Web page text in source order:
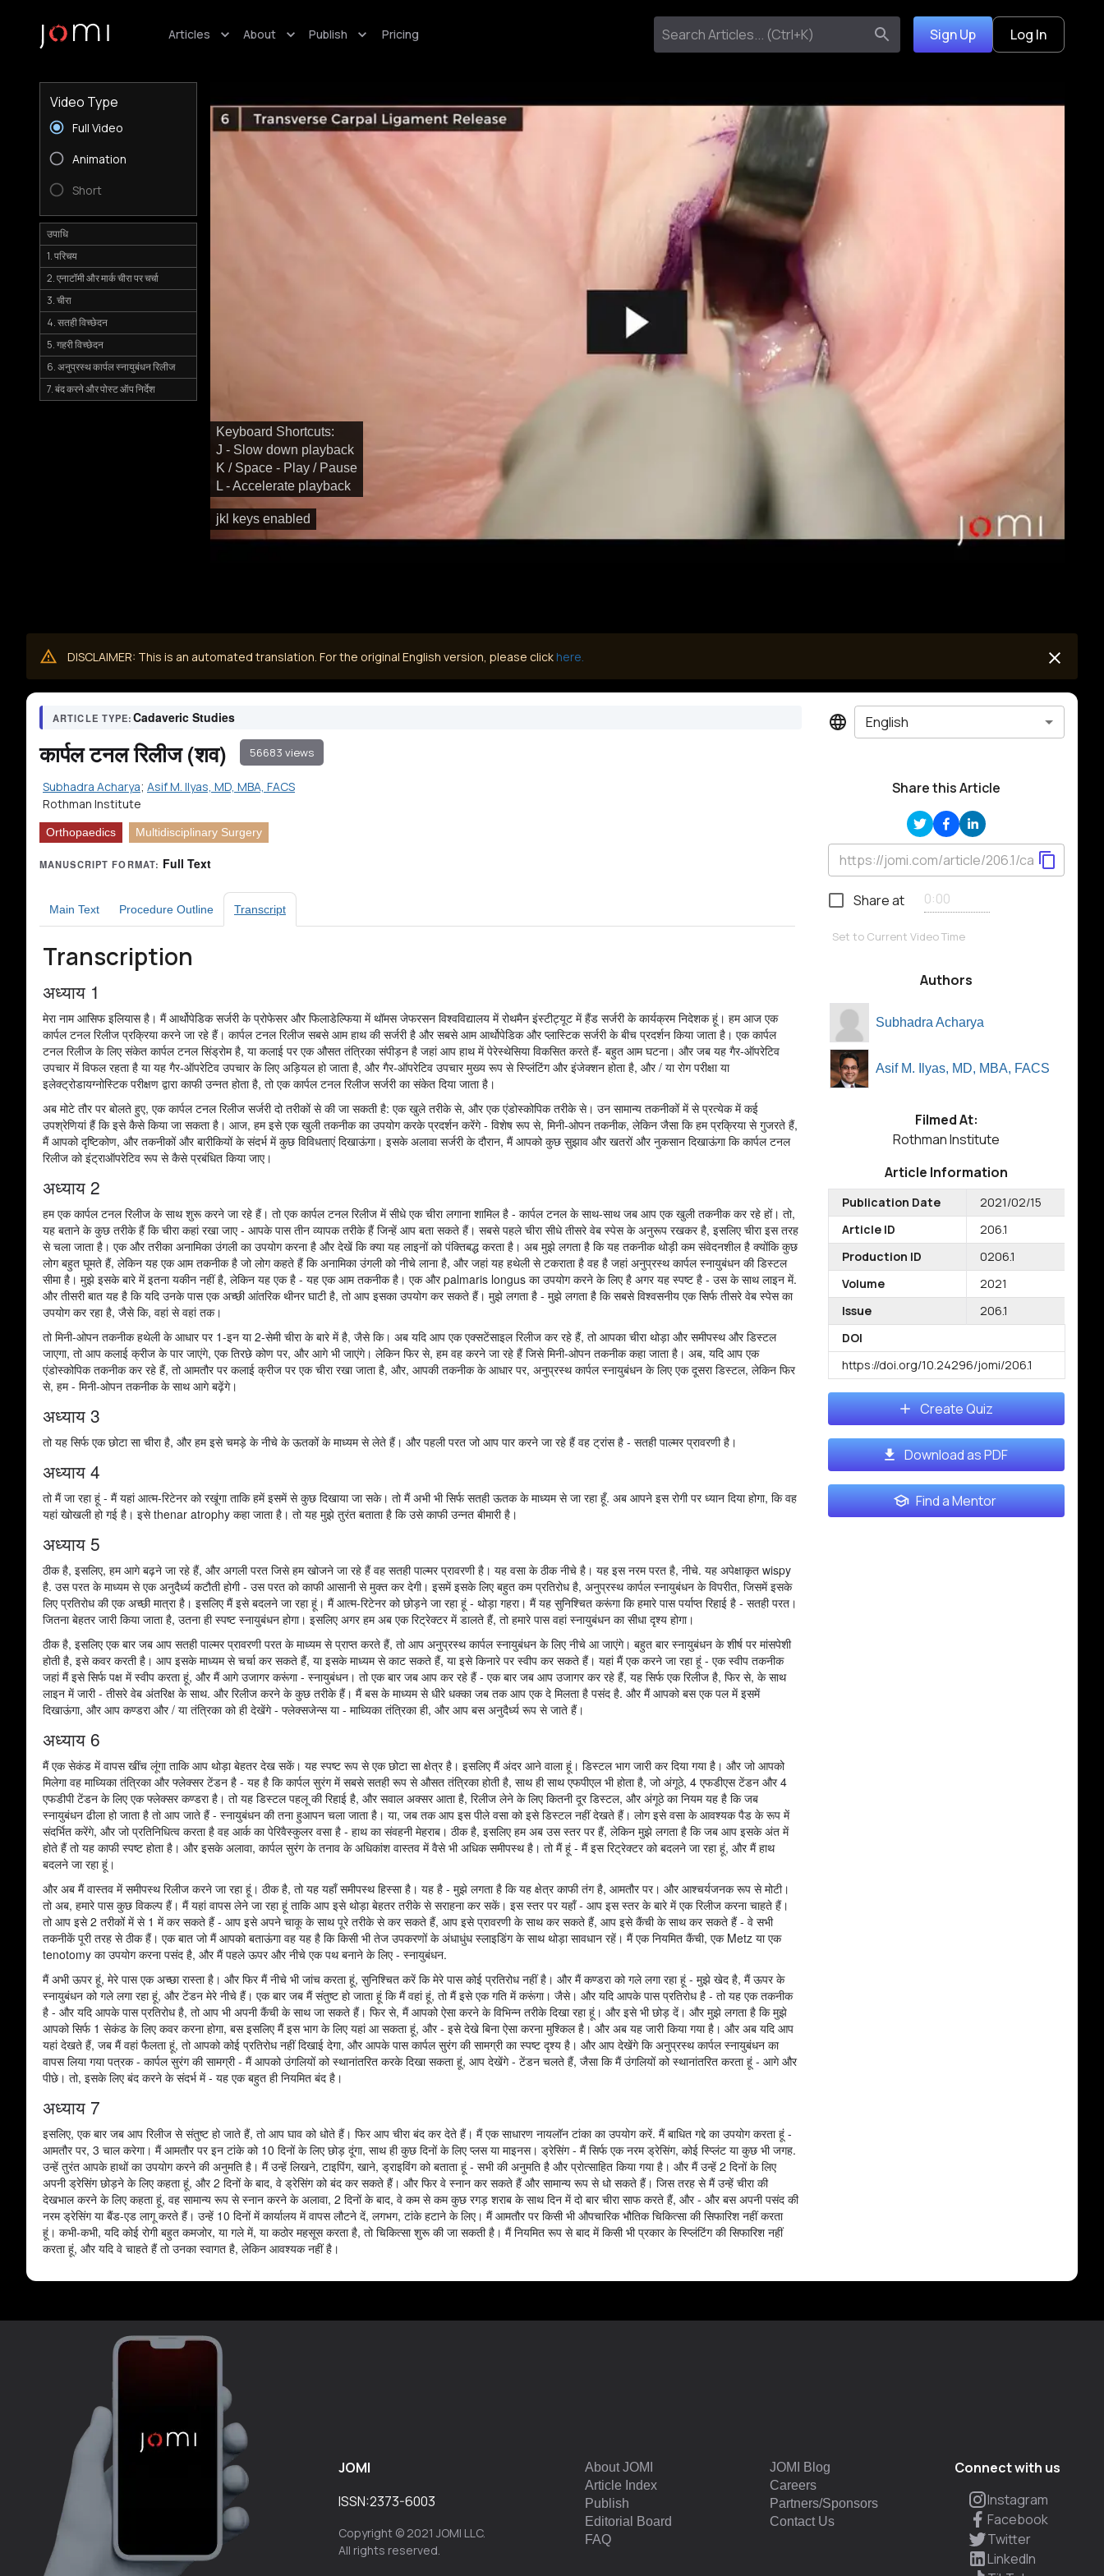
Articles About Publish Pricing Sign Up Log In
jkl keys enabled
Keyboard Shortcuts:
J - Slow down playback
K / Space - Play / Pause
L - Accelerate playback
Video Type
Full Video
Animation
Short
उपाधि
1. परिचय
2. एनाटॉमी और मार्क चीरा पर चर्चा
3. चीरा
4. सतही विच्छेदन
5. गहरी विच्छेदन
6. अनुप्रस्थ कार्पल स्नायुबंधन रिलीज
7. बंद करने और पोस्ट ऑप निर्देश
DISCLAIMER: This is an automated translation. For the original English version, please click here.
ARTICLE TYPE:Cadaveric Studies
कार्पल टनल रिलीज (शव) 56683 views
Subhadra Acharya; Asif M. Ilyas, MD, MBA, FACS
Rothman Institute
Orthopaedics Multidisciplinary Surgery
MANUSCRIPT FORMAT: Full Text
Main Text Procedure Outline Transcript
Transcription
अध्याय 1
मेरा नाम आसिफ इलियास है। मैं आर्थोपेडिक सर्जरी के प्रोफेसर और फिलाडेल्फिया में थॉमस जेफरसन विश्वविद्यालय में रोथमैन इंस्टीट्यूट में हैंड सर्जरी के कार्यक्रम निदेशक हूं। हम आज एक
कार्पल टनल रिलीज प्रक्रिया करने जा रहे हैं। कार्पल टनल रिलीज सबसे आम हाथ की सर्जरी है और सबसे आम आर्थोपेडिक और प्लास्टिक सर्जरी के बीच प्रदर्शन किया जाता है। एक कार्पल
टनल रिलीज के लिए संकेत कार्पल टनल सिंड्रोम है, या कलाई पर एक औसत तंत्रिका संपीड़न है जहां आप हाथ में पेरेस्थेसिया विकसित करते हैं- बहुत आम घटना। और जब यह गैर-ऑपरेटिव
उपचार में विफल रहता है या यह गैर-ऑपरेटिव उपचार के लिए अड़ियल हो जाता है, और गैर-ऑपरेटिव उपचार मुख्य रूप से स्प्लिंटिंग और इंजेक्शन होता है, और / या रोग परीक्षा या
इलेक्ट्रोडायग्नोस्टिक परीक्षण द्वारा काफी उन्नत होता है, तो एक कार्पल टनल रिलीज सर्जरी का संकेत दिया जाता है।
अब मोटे तौर पर बोलते हुए, एक कार्पल टनल रिलीज सर्जरी दो तरीकों से की जा सकती है: एक खुले तरीके से, और एक एंडोस्कोपिक तरीके से। उन सामान्य तकनीकों में से प्रत्येक में कई
उपश्रेणियां हैं कि इसे कैसे किया जा सकता है। आज, हम इसे एक खुली तकनीक का उपयोग करके प्रदर्शन करेंगे - विशेष रूप से, मिनी-ओपन तकनीक, लेकिन जैसा कि हम प्रक्रिया से गुजरते हैं,
मैं आपको दृष्टिकोण, और तकनीकों और बारीकियों के संदर्भ में कुछ विविधताएं दिखाऊंगा। इसके अलावा सर्जरी के दौरान, मैं आपको कुछ सुझाव और खतरों और नुकसान दिखाऊंगा कि कार्पल टनल
रिलीज को इंट्राऑपरेटिव रूप से कैसे प्रबंधित किया जाए।
अध्याय 2
हम एक कार्पल टनल रिलीज के साथ शुरू करने जा रहे हैं। तो एक कार्पल टनल रिलीज में सीधे एक चीरा लगाना शामिल है - कार्पल टनल के साथ-साथ जब आप एक खुली तकनीक कर रहे हों। तो,
यह बताने के कुछ तरीके हैं कि चीरा कहां रखा जाए - आपके पास तीन व्यापक तरीके हैं जिन्हें आप बता सकते हैं। सबसे पहले चीरा सीधे तीसरे वेब स्पेस के अनुरूप रखकर है, इसलिए चीरा इस तरह
से चला जाता है। एक और तरीका अनामिका उंगली का उपयोग करना है और देखें कि क्या यह लाइनों को पंक्तिबद्ध करता है। अब मुझे लगता है कि यह तकनीक थोड़ी कम संवेदनशील है क्योंकि कुछ
लोग बहुत घूमते हैं, लेकिन यह एक आम तकनीक है जो लोग कहते हैं कि अनामिका उंगली को नीचे लाना है, और जहां यह हथेली से टकराता है वह है जहां अनुप्रस्थ कार्पल स्नायुबंधन की डिस्टल
सीमा है। मुझे इसके बारे में इतना यकीन नहीं है, लेकिन यह एक है - यह एक आम तकनीक है। एक और palmaris longus का उपयोग करने के लिए है अगर यह स्पष्ट है - उस के साथ लाइन में.
और तीसरी बात यह है कि यदि उनके पास एक अच्छी आंतरिक थीनर घाटी है, तो आप इसका उपयोग कर सकते हैं। मुझे लगता है - मुझे लगता है कि सबसे विश्वसनीय एक सिर्फ तीसरे वेब स्पेस का
उपयोग कर रहा है, जैसे कि, वहां से वहां तक।
तो मिनी-ओपन तकनीक हथेली के आधार पर 1-इन या 2-सेमी चीरा के बारे में है, जैसे कि। अब यदि आप एक एक्सटेंसाइल रिलीज कर रहे हैं, तो आपका चीरा थोड़ा और समीपस्थ और डिस्टल
जाएगा, तो आप कलाई क्रीज के पार जाएंगे, एक तिरछे कोण पर, और आगे भी जाएंगे। लेकिन फिर से, हम वह करने जा रहे हैं जिसे मिनी-ओपन तकनीक कहा जाता है। अब, यदि आप एक
एंडोस्कोपिक तकनीक कर रहे हैं, तो आमतौर पर कलाई क्रीज पर एक चीरा रखा जाता है, और, आपकी तकनीक के आधार पर, अनुप्रस्थ कार्पल स्नायुबंधन के लिए एक दूसरा डिस्टल, लेकिन फिर
से, हम - मिनी-ओपन तकनीक के साथ आगे बढ़ेंगे।
अध्याय 3
तो यह सिर्फ एक छोटा सा चीरा है, और हम इसे चमड़े के नीचे के ऊतकों के माध्यम से लेते हैं। और पहली परत जो आप पार करने जा रहे हैं वह ट्रांस है - सतही पाल्मर प्रावरणी है।
अध्याय 4
तो मैं जा रहा हूं - मैं यहां आत्म-रिटेनर को रखूंगा ताकि हमें इसमें से कुछ दिखाया जा सके। तो मैं अभी भी सिर्फ सतही ऊतक के माध्यम से जा रहा हूँ. अब आपने इस रोगी पर ध्यान दिया होगा, कि वह
यहां खोखली हो गई है। इसे thenar atrophy कहा जाता है। तो यह मुझे तुरंत बताता है कि उसे काफी उन्नत बीमारी है।
अध्याय 5
ठीक है, इसलिए, हम आगे बढ़ने जा रहे हैं, और अगली परत जिसे हम खोजने जा रहे हैं वह सतही पाल्मर प्रावरणी है। यह वसा के ठीक नीचे है। यह इस नरम परत है, नीचे. यह अपेक्षाकृत wispy
है. उस परत के माध्यम से एक अनुदैर्ध्य कटौती होगी - उस परत को काफी आसानी से मुक्त कर देगी। इसमें इसके लिए बहुत कम प्रतिरोध है, अनुप्रस्थ कार्पल स्नायुबंधन के विपरीत, जिसमें इसके
लिए प्रतिरोध की एक अच्छी मात्रा है। इसलिए मैं इसे बदलने जा रहा हूं। मैं आत्म-रिटेनर को छोड़ने जा रहा हूं - थोड़ा गहरा। मैं यह सुनिश्चित करूंगा कि हमारे पास पर्याप्त रिहाई है - सतही परत।
जितना बेहतर जारी किया जाता है, उतना ही स्पष्ट स्नायुबंधन होगा। इसलिए अगर हम अब एक रिट्रेक्टर में डालते हैं, तो हमारे पास वहां स्नायुबंधन का सीधा दृश्य होगा।
ठीक है, इसलिए एक बार जब आप सतही पाल्मर प्रावरणी परत के माध्यम से प्राप्त करते हैं, तो आप अनुप्रस्थ कार्पल स्नायुबंधन के लिए नीचे आ जाएंगे। बहुत बार स्नायुबंधन के शीर्ष पर मांसपेशी
होती है, इसे कवर करती है। आप इसके माध्यम से चर्चा कर सकते हैं, या इसके माध्यम से काट सकते हैं, या इसे किनारे पर स्वीप कर सकते हैं। यहां मैं एक करने जा रहा हूं - एक स्वीप तकनीक
जहां मैं इसे सिर्फ पक्ष में स्वीप करता हूं, और मैं आगे उजागर करूंगा - स्नायुबंधन। तो एक बार जब आप कर रहे हैं - एक बार जब आप उजागर कर रहे हैं, यह सिर्फ एक रिलीज है, फिर से, के साथ
लाइन में जारी - तीसरे वेब अंतरिक्ष के साथ. और रिलीज करने के कुछ तरीके हैं। मैं बस के माध्यम से धीरे धक्का जब तक आप एक दे मिलता है पसंद है. और मैं आपको बस एक पल में इसमें
दिखाऊंगा, और आप कण्डरा और / या तंत्रिका को ही देखेंगे - फ्लेक्सजेन्स या - माध्यिका तंत्रिका ही, और आप बस अनुदैर्ध्य रूप से जाते हैं।
अध्याय 6
मैं एक सेकंड में वापस खींच लूंगा ताकि आप थोड़ा बेहतर देख सकें। यह स्पष्ट रूप से एक छोटा सा क्षेत्र है। इसलिए मैं अंदर आने वाला हूं। डिस्टल भाग जारी कर दिया गया है। और जो आपको
मिलेगा वह माध्यिका तंत्रिका और फ्लेक्सर टेंडन है - यह है कि कार्पल सुरंग में सबसे सतही रूप से औसत तंत्रिका होती है, साथ ही साथ एफपीएल भी होता है, जो अंगूठे, 4 एफडीएस टेंडन और 4
एफडीपी टेंडन के लिए एक फ्लेक्सर कण्डरा है। तो यह डिस्टल पहलू की रिहाई है, और सवाल अक्सर आता है, रिलीज लेने के लिए कितनी दूर डिस्टल, और अंगूठे का नियम यह है कि जब
स्नायुबंधन ढीला हो जाता है तो आप जाते हैं - स्नायुबंधन की तना हुआपन चला जाता है। या, जब तक आप इस पीले वसा को इसे डिस्टल नहीं देखते हैं। लोग इसे वसा के आवश्यक पैड के रूप में
संदर्भित करेंगे, और जो प्रतिनिधित्व करता है वह आर्क का पेरिवैस्कुलर वसा है - हाथ का संवहनी मेहराब। ठीक है, इसलिए हम अब उस स्तर पर हैं, लेकिन मुझे लगता है कि जब आप इसके अंत में
होते हैं तो यह काफी स्पष्ट होता है। और इसके अलावा, कार्पल सुरंग के तनाव के अधिकांश वास्तव में वैसे भी अधिक समीपस्थ है। तो मैं हूं - मैं इस रिट्रेक्टर को बदलने जा रहा हूं, और मैं हाथ
बदलने जा रहा हूं।
और अब मैं वास्तव में समीपस्थ रिलीज करने जा रहा हूं। ठीक है, तो यह यहाँ समीपस्थ हिस्सा है। यह है - मुझे लगता है कि यह क्षेत्र काफी तंग है, आमतौर पर। और आश्चर्यजनक रूप से मोटी।
तो अब, हमारे पास कुछ विकल्प हैं। मैं यहां वापस लेने जा रहा हूं ताकि आप इसे थोड़ा बेहतर तरीके से सराहना कर सकें। इस स्तर पर यहाँ - आप इस स्तर के बारे में एक रिलीज करना चाहते हैं।
तो आप इसे 2 तरीकों में से 1 में कर सकते हैं - आप इसे अपने चाकू के साथ पूरे तरीके से कर सकते हैं, आप इसे प्रावरणी के साथ कर सकते हैं, आप इसे कैंची के साथ कर सकते हैं - वे सभी
तकनीकें पूरी तरह से ठीक हैं। एक बात जो मैं आपको बताऊंगा वह यह है कि किसी भी तेज उपकरणों के अंधाधुंध स्लाइडिंग के साथ थोड़ा सावधान रहें। मैं एक नियमित कैंची, एक Metz या एक
tenotomy का उपयोग करना पसंद है, और मैं पहले ऊपर और नीचे एक पथ बनाने के लिए - स्नायुबंधन.
मैं अभी ऊपर हूं, मेरे पास एक अच्छा रास्ता है। और फिर मैं नीचे भी जांच करता हूं, सुनिश्चित करें कि मेरे पास कोई प्रतिरोध नहीं है। और मैं कण्डरा को गले लगा रहा हूं - मुझे खेद है, मैं ऊपर के
स्नायुबंधन को गले लगा रहा हूं, और टेंडन मेरे नीचे हैं। एक बार जब मैं संतुष्ट हो जाता हूं कि मैं वहां हूं, तो मैं इसे एक गति में करूंगा। जैसे। और यदि आपके पास प्रतिरोध है - तो यह एक तकनीक
है - और यदि आपके पास प्रतिरोध है, तो आप भी अपनी कैंची के साथ जा सकते हैं। फिर से, मैं आपको ऐसा करने के विभिन्न तरीके दिखा रहा हूं। और इसे भी छोड़ दें। और मुझे लगता है कि मुझे
आपको सिर्फ 1 सेकंड के लिए कवर करना होगा, बस इसलिए मैं इस भाग के लिए यहां आ सकता हूं, और - इसे देखे बिना ऐसा करना मुश्किल है। और अब यह जारी किया गया है। और अब यदि आप
यहां देखते हैं, जब मैं वहां फैलता हूं, तो आपको कोई प्रतिरोध नहीं दिखाई देगा, और आपके पास कार्पल सुरंग की सामग्री का स्पष्ट दृश्य है। और आप देखेंगे कि अनुप्रस्थ कार्पल स्नायुबंधन का
वापस लिया गया पत्रक - कार्पल सुरंग की सामग्री - मैं आपको उंगलियों को स्थानांतरित करके दिखा सकता हूं, आप देखेंगे - टेंडन चलते हैं, जैसा कि मैं उंगलियों को स्थानांतरित करता हूं - आगे और
पीछे। तो, इसके लिए बंद करने के संदर्भ में - यह एक बहुत ही नियमित बंद है।
अध्याय 7
इसलिए, एक बार जब आप रिलीज से संतुष्ट हो जाते हैं, तो आप घाव को धोते हैं। फिर आप चीरा बंद कर देते हैं। मैं एक साधारण नायलॉन टांका का उपयोग करें. मैं बाधित गद्दे का उपयोग करता हूं -
आमतौर पर, 3 चाल करेगा। मैं आमतौर पर इन टांके को 10 दिनों के लिए छोड़ दूंगा, साथ ही कुछ दिनों के लिए प्लस या माइनस। ड्रेसिंग - मैं सिर्फ एक नरम ड्रेसिंग, कोई स्प्लिंट या कुछ भी जगह.
उन्हें तुरंत आपके हाथों का उपयोग करने की अनुमति है। मैं उन्हें लिखने, टाइपिंग, खाने, ड्राइविंग को बताता हूं - सभी की अनुमति है और प्रोत्साहित किया गया है। और मैं उन्हें 2 दिनों के लिए
अपनी ड्रेसिंग छोड़ने के लिए कहता हूं, और 2 दिनों के बाद, वे ड्रेसिंग को बंद कर सकते हैं। और फिर वे स्नान कर सकते हैं और सामान्य रूप से धो सकते हैं। जिस तरह से मैं उन्हें चीरा की
देखभाल करने के लिए कहता हूं, वह सामान्य रूप से स्नान करने के अलावा, 2 दिनों के बाद, वे कम से कम कुछ रगड़ शराब के साथ दिन में दो बार चीरा साफ करते हैं, और - और बस अपनी पसंद की
नरम ड्रेसिंग या बैंड-एड लागू करते हैं। उन्हें 10 दिनों में कार्यालय में वापस लौटने दें, लगभग, टांके हटाने के लिए। मैं आमतौर पर किसी भी औपचारिक भौतिक चिकित्सा की सिफारिश नहीं करता
हूं। कभी-कभी, यदि कोई रोगी बहुत कमजोर, या गले में, या कठोर महसूस करता है, तो चिकित्सा शुरू की जा सकती है। मैं नियमित रूप से बाद में किसी भी प्रकार के स्प्लिंटिंग की सिफारिश नहीं
करता हूं, और यदि वे चाहते हैं तो उनका स्वागत है, लेकिन आवश्यक नहीं है।
English
Share this Article
Share at
Set to Current Video Time
Authors
Subhadra Acharya
Asif M. Ilyas, MD, MBA, FACS
Filmed At:
Rothman Institute
Article Information
Publication Date
2021/02/15
Article ID
206.1
Production ID
0206.1
Volume
2021
Issue
206.1
DOI
https://doi.org/10.24296/jomi/206.1
Create Quiz
Download as PDF
Find a Mentor
JOMI
ISSN:2373-6003
Copyright © 2021 JOMI LLC.
All rights reserved.
About JOMI
Article Index
Publish
Editorial Board
FAQ
JOMI Blog
Careers
Partners/Sponsors
Contact Us
Connect with us
Instagram
Facebook
Twitter
LinkedIn